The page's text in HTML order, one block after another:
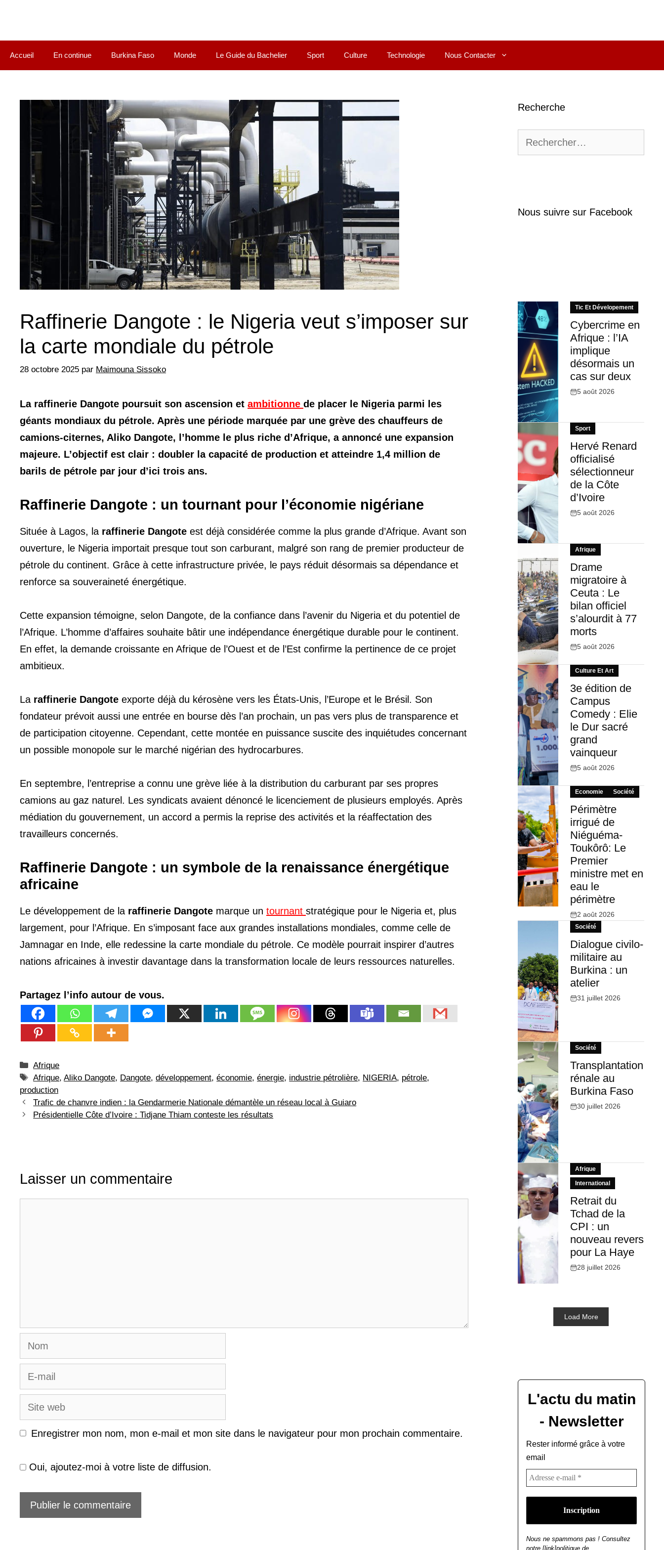
Accueil En continue Burkina Faso Monde Le Guide du Bachelier Sport Culture Technologie Nous Contacter
Raffinerie Dangote : le Nigeria veut s’imposer sur
la carte mondiale du pétrole
28 octobre 2025 par Maimouna Sissoko
La raffinerie Dangote poursuit son ascension et ambitionne de placer le Nigeria parmi les
géants mondiaux du pétrole. Après une période marquée par une grève des chauffeurs de
camions-citernes, Aliko Dangote, l’homme le plus riche d’Afrique, a annoncé une expansion
majeure. L’objectif est clair : doubler la capacité de production et atteindre 1,4 million de
barils de pétrole par jour d’ici trois ans.
Raffinerie Dangote : un tournant pour l’économie nigériane
Située à Lagos, la raffinerie Dangote est déjà considérée comme la plus grande d’Afrique. Avant son
ouverture, le Nigeria importait presque tout son carburant, malgré son rang de premier producteur de
pétrole du continent. Grâce à cette infrastructure privée, le pays réduit désormais sa dépendance et
renforce sa souveraineté énergétique.
Cette expansion témoigne, selon Dangote, de la confiance dans l’avenir du Nigeria et du potentiel de
l’Afrique. L’homme d’affaires souhaite bâtir une indépendance énergétique durable pour le continent.
En effet, la demande croissante en Afrique de l’Ouest et de l’Est confirme la pertinence de ce projet
ambitieux.
La raffinerie Dangote exporte déjà du kérosène vers les États-Unis, l’Europe et le Brésil. Son
fondateur prévoit aussi une entrée en bourse dès l’an prochain, un pas vers plus de transparence et
de participation citoyenne. Cependant, cette montée en puissance suscite des inquiétudes concernant
un possible monopole sur le marché nigérian des hydrocarbures.
En septembre, l’entreprise a connu une grève liée à la distribution du carburant par ses propres
camions au gaz naturel. Les syndicats avaient dénoncé le licenciement de plusieurs employés. Après
médiation du gouvernement, un accord a permis la reprise des activités et la réaffectation des
travailleurs concernés.
Raffinerie Dangote : un symbole de la renaissance énergétique
africaine
Le développement de la raffinerie Dangote marque un tournant stratégique pour le Nigeria et, plus
largement, pour l’Afrique. En s’imposant face aux grandes installations mondiales, comme celle de
Jamnagar en Inde, elle redessine la carte mondiale du pétrole. Ce modèle pourrait inspirer d’autres
nations africaines à investir davantage dans la transformation locale de leurs ressources naturelles.
Partagez l’info autour de vous.
Catégories
Afrique
Étiquettes
Afrique,Aliko Dangote, Dangote,développement,économie,énergie, industrie pétrolière, NIGERIA, pétrole,
production
Trafic de chanvre indien : la Gendarmerie Nationale démantèle un réseau local à Guiaro
Présidentielle Côte d’Ivoire : Tidjane Thiam conteste les résultats
Laisser un commentaire
Nom
E-
mail
Site
web
Enregistrer mon nom, mon e-mail et mon site dans le navigateur pour mon prochain commentaire.
Oui, ajoutez-moi à votre liste de diffusion.
Recherche
Nous suivre sur Facebook
Tic Et Dévelopement
Cybercrime en
Afrique : l’IA
implique
désormais un
cas sur deux
5 août 2026
Sport
Hervé Renard
officialisé
sélectionneur
de la Côte
d’Ivoire
5 août 2026
Afrique
Drame
migratoire à
Ceuta : Le
bilan officiel
s’alourdit à 77
morts
5 août 2026
Culture Et Art
3e édition de
Campus
Comedy : Elie
le Dur sacré
grand
vainqueur
5 août 2026
Economie Société
Périmètre
irrigué de
Niéguéma-
Toukôrô: Le
Premier
ministre met en
eau le
périmètre
2 août 2026
Société
Dialogue civilo-
militaire au
Burkina : un
atelier
31 juillet 2026
Société
Transplantation
rénale au
Burkina Faso
30 juillet 2026
Afrique
International
Retrait du
Tchad de la
CPI : un
nouveau revers
pour La Haye
28 juillet 2026
Load More
L'actu du matin
- Newsletter
Rester informé grâce à votre
email
Nous ne spammons pas ! Consultez
notre [link]politique de